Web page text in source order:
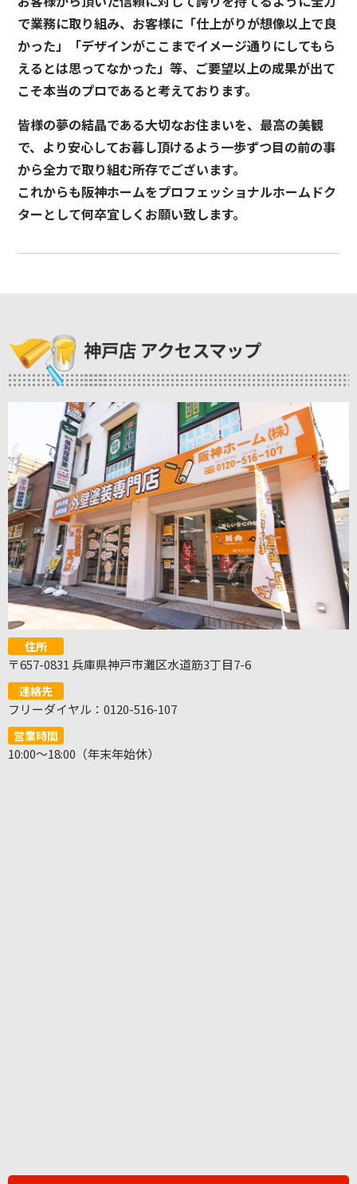
で業務に取り組み、お客様に「仕上がりが想像以上で良
かった」「デザインがここまでイメージ通りにしてもら
えるとは思ってなかった」等、ご要望以上の成果が出て
こそ本当のプロであると考えております。
皆様の夢の結晶である大切なお住まいを、最高の美観
で、より安心してお暮し頂けるよう一歩ずつ目の前の事
から全力で取り組む所存でございます。
これからも阪神ホームをプロフェッショナルホームドク
ターとして何卒宜しくお願い致します。
神戸店 アクセスマップ
住所
〒657-0831 兵庫県神戸市灘区水道筋3丁目7-6
連絡先
フリーダイヤル：0120-516-107
営業時間
10:00～18:00（年末年始休）